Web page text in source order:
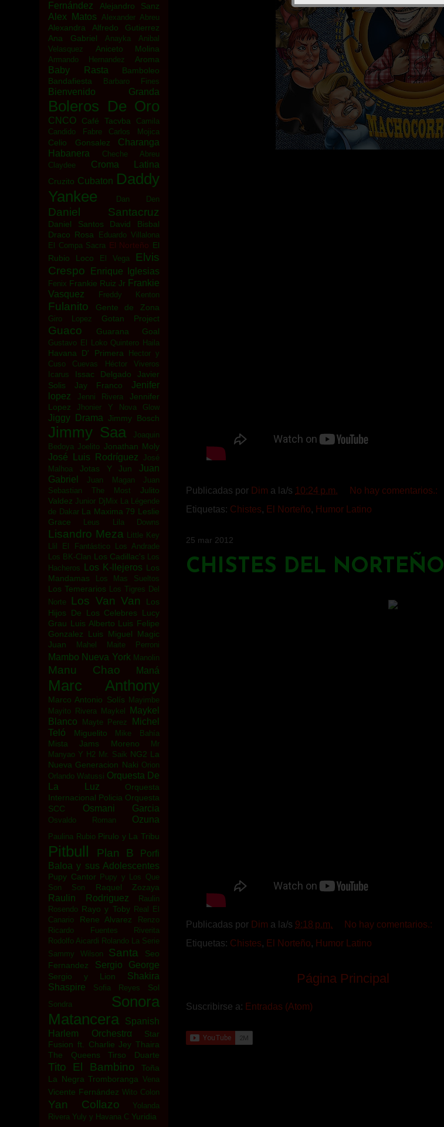
Publicadas por Dim a la/s 10:24 p.m.
No hay comentarios.:
Etiquetas: Chistes, El Norteño, Humor Latino
25 mar 2012
CHISTES DEL NORTEÑO
Publicadas por Dim a la/s 9:18 p.m.
No hay comentarios.:
Etiquetas: Chistes, El Norteño, Humor Latino
Página Principal
Suscribirse a: Entradas (Atom)
Fernández
Alejandro Sanz
Alex Matos Alexander Abreu
Alexandra
Alfredo Gutierrez
Ana Gabriel
Anayka
Anibal
Velasquez
Aniceto Molina
Armando Hernandez Aroma
Baby Rasta
Bamboleo
Bandafiesta
Barbaro Fines
Bienvenido Granda
Boleros De Oro
CNCO Café Tacvba
Camila
Candido Fabre
Carlos Mojica
Celio Gonsalez
Charanga
Habanera
Cheche Abreu
Claydee
Croma Latina
Cruzito Cubaton Daddy
Yankee
Dan Den
Daniel Santacruz
Daniel Santos
David Bisbal
Draco Rosa
Eduardo Villalona
El Compa Sacra El Norteño El
Rubio Loco
El Vega
Elvis
Crespo
Enrique Iglesias
Fenix Frankie Ruiz Jr Frankie
Vasquez
Freddy Kenton
Fulanito Gente de Zona
Giro Lopez Gotan Project
Guaco Guarana Goal
Gustavo El Loko Quintero Haila
Havana D' Primera
Hector y
Cuso Cuevas
Héctor Viveros
Icarus
Issac Delgado
Javier
Solis
Jay Franco
Jenifer
lopez
Jenni Rivera
Jennifer
Lopez
Jhonier Y Nova Glow
Jiggy Drama Jimmy Bosch
Jimmy Saa
Joaquin
Bedoya Joelito Jonathan Moly
José Luis Rodríguez
José
Malhoa
Jotas Y Jun
Juan
Gabriel
Juan Magan
Juan
Sebastian The Most
Julito
Valdez Junior DjMix La Légende
de Dakar La Maxima 79 Leslie
Grace
Leus Lila Downs
Lisandro Meza Little Key
Llil El Fantástico
Los Andrade
Los BK-Clan Los Cadillac's Los
Hacheros
Los K-llejeros Los
Mandamas
Los Mas Sueltos
Los Temerarios Los Tigres Del
Norte
Los Van Van
Los
Hijos De Los Celebres
Lucy
Grau Luis Alberto Luis Felipe
Gonzalez
Luis Miguel
Magic
Juan
Mahel Maite Perroni
Mambo Nueva York Manolin
Manu Chao Maná
Marc Anthony
Marco Antonio Solís Mayimbe
Mayito Rivera Maykel
Maykel
Blanco
Mayte Perez
Michel
Teló
Miguelito Mike Bahía
Mista Jams Moreno
Mr
Manyao Y H2 Mr. Saik NG2 La
Nueva Generacion Naki Orion
Orlando Watussi Orquesta De
La Luz
Orquesta
Internacional Policia Orquesta
SCC
Osmani Garcia
Osvaldo Roman Ozuna
Paulina Rubio Pirulo y La Tribu
Pitbull Plan B
Porfi
Baloa y sus Adolescentes
Pupy Cantor Pupy y Los Que
Son Son
Raquel Zozaya
Raulin Rodriguez
Raulin
Rosendo Rayo y Toby Real El
Canario
Rene Alvarez
Renzo
Ricardo Fuentes
Riverita
Rodolfo Aicardi Rolando La Serie
Sammy Wilson
Santa
Seo
Fernandez
Sergio George
Sergio y Lion
Shakira
Shaspire
Sofia Reyes Sol
Sondra
Sonora
Matancera
Spanish
Harlem Orchestrα
Star
Fusion ft. Charlie Jey Thaira
The Queens
Tirso Duarte
Tito El Bambino
Toña
La Negra Tromboranga Vena
Vicente Fernández Wito Colon
Yan Collazo
Yolanda
Rivera Yuly y Havana C Yuridia